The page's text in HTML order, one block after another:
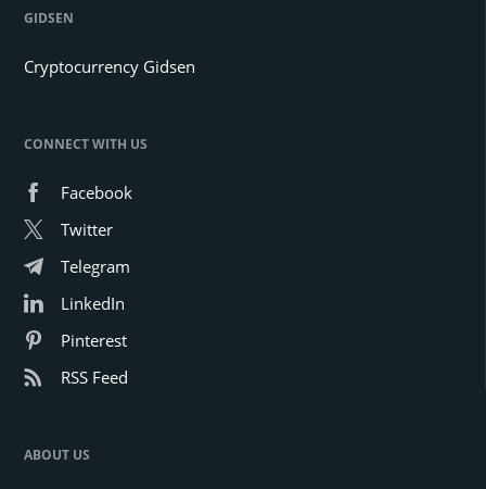
GIDSEN
Cryptocurrency Gidsen
CONNECT WITH US
Facebook
Twitter
Telegram
LinkedIn
Pinterest
RSS Feed
ABOUT US